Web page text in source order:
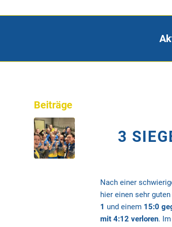
Beiträge
3
Nach einer
hier einen sehr
1 und einem 15:0
mit 4:12 verloren.